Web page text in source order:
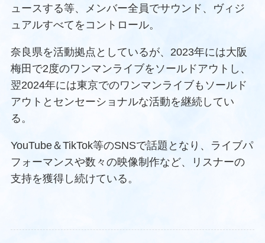
ュースする等、メンバー全員でサウンド、ヴィジ
ュアルすべてをコントロール。
奈良県を活動拠点としているが、2023年には大阪
梅田で2度のワンマンライブをソールドアウトし、
翌2024年には東京でのワンマンライブもソールド
アウトとセンセーショナルな活動を継続してい
る。
YouTube＆TikTok等のSNSで話題となり、ライブパ
フォーマンスや数々の映像制作など、リスナーの
支持を獲得し続けている。